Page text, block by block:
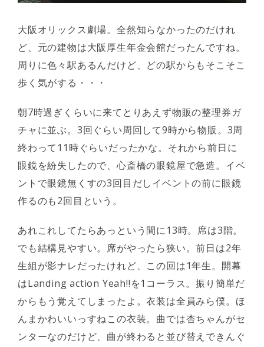
大阪オリックス劇場。全然知らなかったのだけれ
ど、元の建物は大阪厚生年金会館だったんですね。
周りに色々駅あるんだけど、どの駅からもそこそこ
歩く気がする・・・
朝7時過ぎくらいに来てとりあえず物販の整理券ガ
チャに並ぶ。3回ぐらい周回して9時から物販。3周
終わって11時ぐらいだったかな。それから前日に
眼鏡を紛失したので、心斎橋の眼鏡屋で急造。イベ
ントで眼鏡無くすの3回目だしイベントの前に眼鏡
作るのも2回目という。
あれこれしてたらあっという間に13時。席は3階。
でも結構見やすい。席がやったら狭い。前日は2年
生組が影ナレだったけれど、この回は1年生。開幕
はLanding action Yeah!!を1コーラス。振り簡単だ
からもう覚えてしまったよ。衣装は全員みら僕。ほ
んまかわいいっすねこの衣装。曲では杏ちゃんがセ
ンターなのだけど、曲が終わると並び替えできんぐ